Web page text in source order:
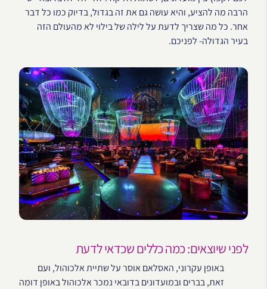
הרבה מה להציע, והיא עושה גם את זה בגדול, בדיוק כמו כל דבר
אחר. כל מה שצריך לדעת על לילה של בילוי לא מהעולם הזה
בעיר הגדולה- לפניכם.
לפני שיוצאים: כמה כללים שכדאי לדעת
באופן עקרוני, האסלאם אוסר על שתיית אלכוהול, ועם
זאת, בברים ובמועדונים בדובאי נמכר אלכוהול באופן דומה